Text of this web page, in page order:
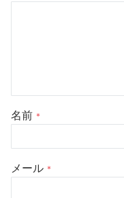
名前 *
メール *